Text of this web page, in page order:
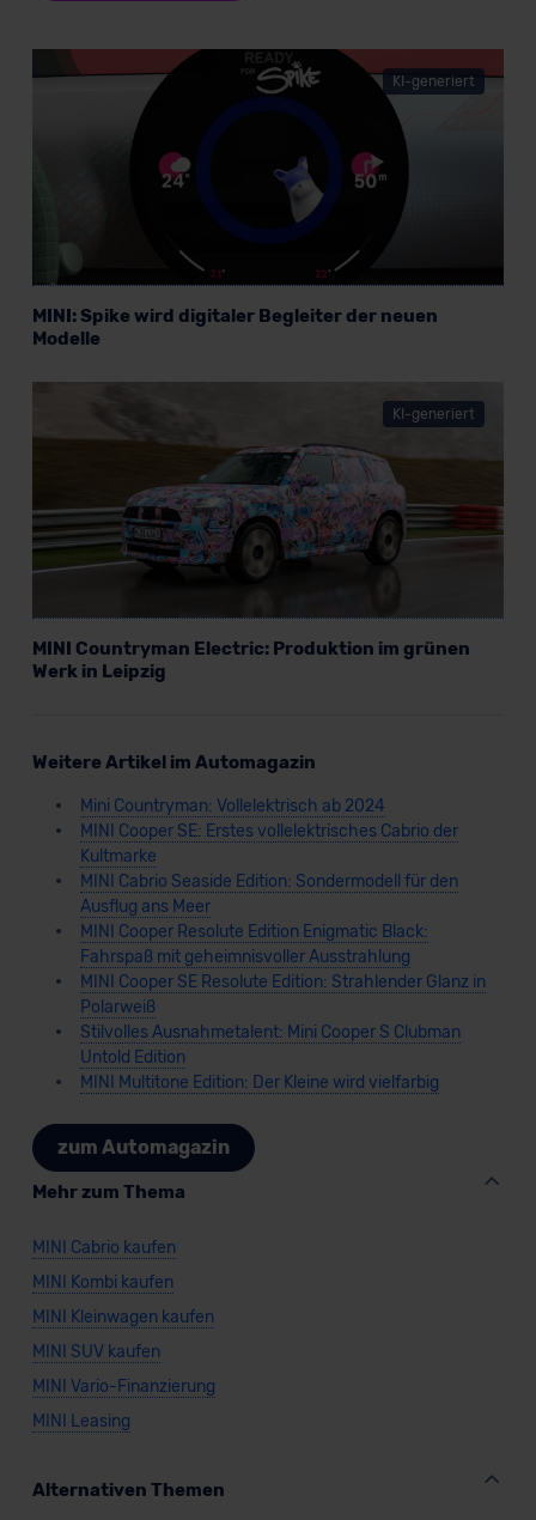
KI-generiert
MINI: Spike wird digitaler Begleiter der neuen
Modelle
KI-generiert
MINI Countryman Electric: Produktion im grünen
Werk in Leipzig
Weitere Artikel im Automagazin
Mini Countryman: Vollelektrisch ab 2024
MINI Cooper SE: Erstes vollelektrisches Cabrio der
Kultmarke
MINI Cabrio Seaside Edition: Sondermodell für den
Ausflug ans Meer
MINI Cooper Resolute Edition Enigmatic Black:
Fahrspaß mit geheimnisvoller Ausstrahlung
MINI Cooper SE Resolute Edition: Strahlender Glanz in
Polarweiß
Stilvolles Ausnahmetalent: Mini Cooper S Clubman
Untold Edition
MINI Multitone Edition: Der Kleine wird vielfarbig
zum Automagazin
Mehr zum Thema
MINI Cabrio kaufen
MINI Kombi kaufen
MINI Kleinwagen kaufen
MINI SUV kaufen
MINI Vario-Finanzierung
MINI Leasing
Alternativen Themen